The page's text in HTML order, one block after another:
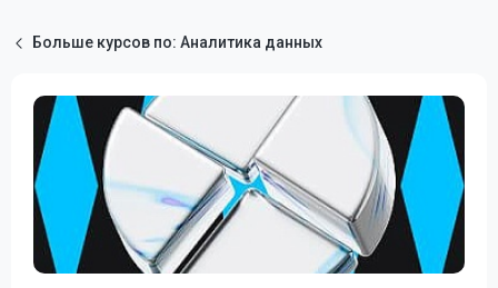
Больше курсов по: Аналитика данных